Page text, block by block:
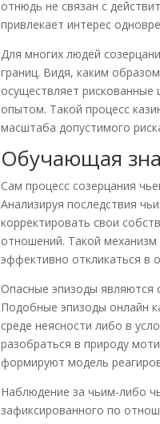
отнюдь не связан с
привлекает интерес
Для многих людей
границ. Видя, каким
осуществляет
опытом. Такой процесс
масштаба допустимого
Обучающая
Сам процесс созерцания
Анализируя последствия
корректировать свои
отношений. Такой
эффективно откликаться в
Опасные эпизоды являются
Подобные эпизоды онлайн
среде неясности либо в
разобраться в природу
формируют модель
Наблюдение за чьим-либо
зафиксированного по